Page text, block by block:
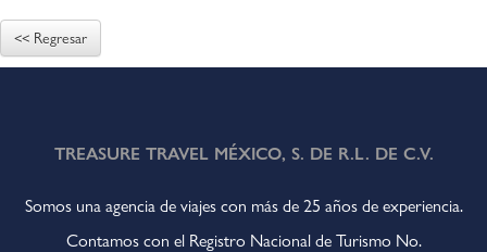
<< Regresar
TREASURE TRAVEL MÉXICO, S. DE R.L. DE C.V.
Somos una agencia de viajes con más de 25 años de experiencia.
Contamos con el Registro Nacional de Turismo No.